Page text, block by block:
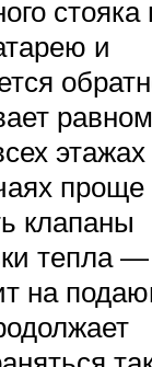
стояка
и
проще
клапаны
тепла
на